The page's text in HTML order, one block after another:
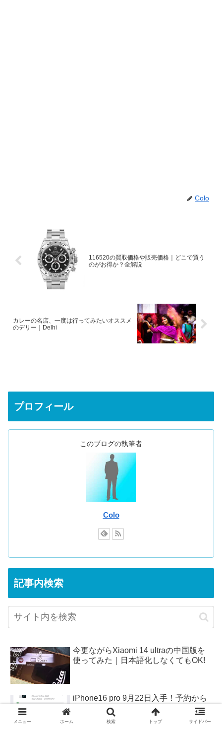
Colo
116520の買取価格や販売価格｜どこで買う
のがお得か？全解説
カレーの名店、一度は行ってみたいオススメ
のデリー｜Delhi
プロフィール
このブログの執筆者
Colo
記事内検索
今更ながらXiaomi 14 ultraの中国版を
使ってみた｜日本語化しなくてもOK!
iPhone16 pro 9月22日入手！予約から
メニュー ホーム 検索 トップ サイドバー